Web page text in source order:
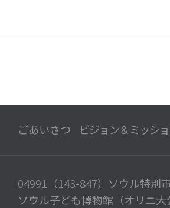
ごあいさつ ビジョン＆ミッシ
04991（143-847）ソウル特別
ソウル子ども博物館（オリニ大